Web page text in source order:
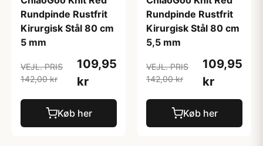
Rundpinde Rustfrit
Kirurgisk Stål 80 cm
5 mm
VEJL. PRIS
142,00 kr
109,95
kr
Køb her
Rundpinde Rustfrit
Kirurgisk Stål 80 cm
5,5 mm
VEJL. PRIS
142,00 kr
109,95
kr
Køb her